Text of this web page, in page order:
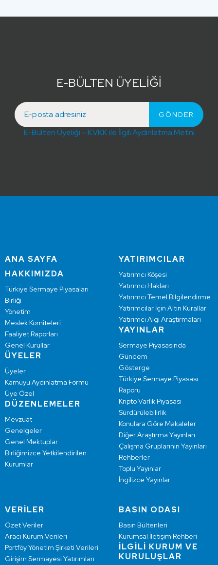
E-BÜLTEN ÜYELİĞİ
E-Bülten Üyeliği – KVKK ile İlgili Aydınlatma Metni
ANA SAYFA
HAKKIMIZDA
Türkiye Sermaye Piyasaları
Birliği
Yönetim
Meslek Komiteleri
Faaliyet Raporları
Genel Kurullar
ÜYELER
Üyeler
Kamuyu Aydınlatma Formu
Üye Özel
DÜZENLEMELER
Mevzuat
Genelgeler
Genel Mektuplar
Birliğimizce Yetkilendirilen
Kurumlar
YATIRIMCILAR
Yatırımcı Köşesi
Yatırımcı Hakları
Yatırımcı Temel Bilgilendirme
Yatırımcılar İçin Altın Kurallar
Yatırımcı Algı Araştırmaları
YAYINLAR
Sermaye Piyasasında
Gündem
Gösterge
Türkiye Sermaye Piyasası
Raporu
Kripto Varlık Piyasası
Sürdürülebilirlik
Konulara Göre Makaleler
Diğer Araştırma Yayınları
Çalışma Gruplarının Yayınları
Rehberler
Toplu Yayınlar
İngilizce Yayınlar
VERİLER
Özet Veriler
Aracı Kurum Verileri
Portföy Yönetim Şirketi Verileri
Girişim Sermayesi Yatırımları
BASIN ODASI
Basın Bültenleri
Kurumsal İletişim Rehberi
İLGİLİ KURUM VE
KURULUŞLAR